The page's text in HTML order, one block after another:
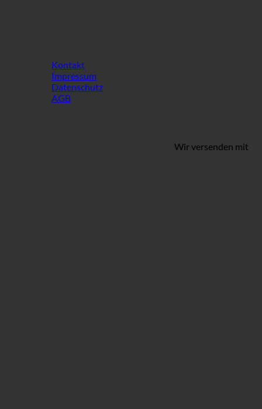
Kontakt
Impressum
Datenschutz
AGB
Wir versenden mit